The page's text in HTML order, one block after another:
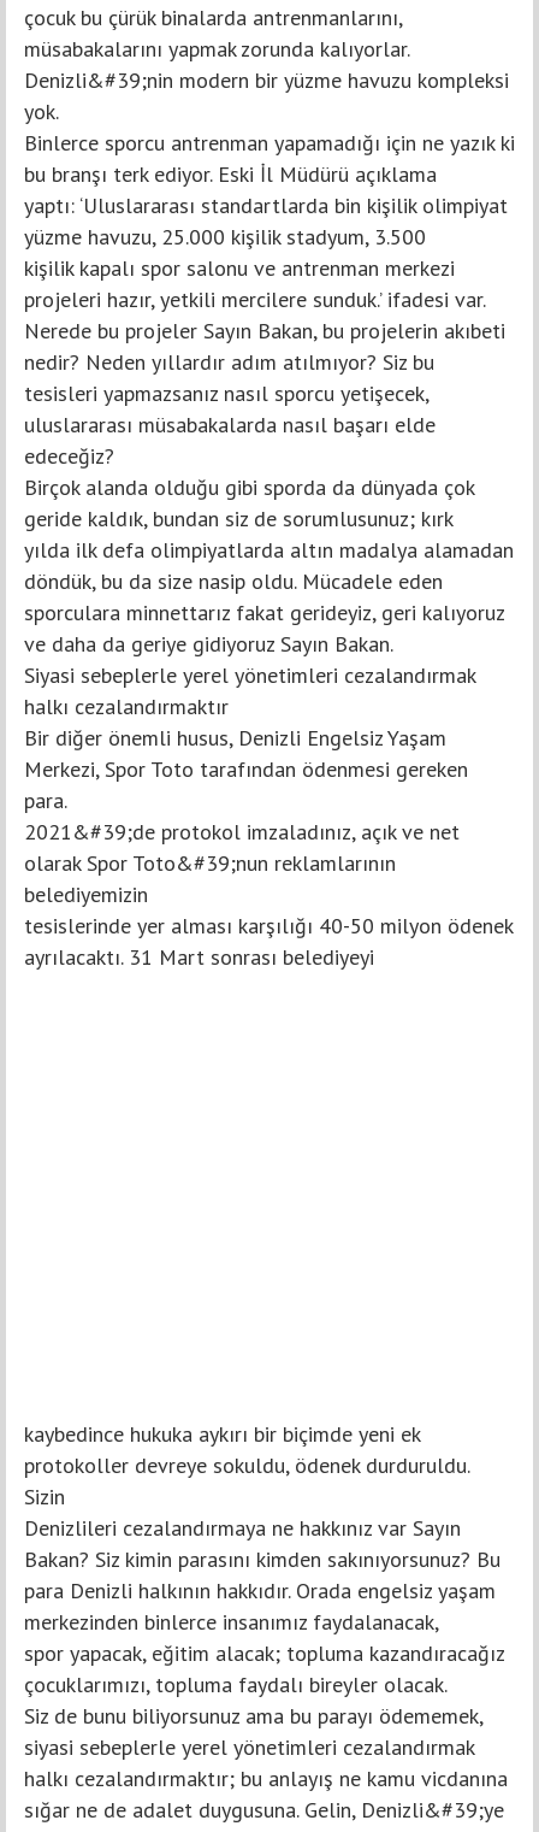
çocuk bu çürük binalarda antrenmanlarını,
müsabakalarını yapmak zorunda kalıyorlar.
Denizli&#39;nin modern bir yüzme havuzu kompleksi
yok.
Binlerce sporcu antrenman yapamadığı için ne yazık ki
bu branşı terk ediyor. Eski İl Müdürü açıklama
yaptı: ‘Uluslararası standartlarda bin kişilik olimpiyat
yüzme havuzu, 25.000 kişilik stadyum, 3.500
kişilik kapalı spor salonu ve antrenman merkezi
projeleri hazır, yetkili mercilere sunduk.’ ifadesi var.
Nerede bu projeler Sayın Bakan, bu projelerin akıbeti
nedir? Neden yıllardır adım atılmıyor? Siz bu
tesisleri yapmazsanız nasıl sporcu yetişecek,
uluslararası müsabakalarda nasıl başarı elde
edeceğiz?
Birçok alanda olduğu gibi sporda da dünyada çok
geride kaldık, bundan siz de sorumlusunuz; kırk
yılda ilk defa olimpiyatlarda altın madalya alamadan
döndük, bu da size nasip oldu. Mücadele eden
sporculara minnettarız fakat gerideyiz, geri kalıyoruz
ve daha da geriye gidiyoruz Sayın Bakan.
Siyasi sebeplerle yerel yönetimleri cezalandırmak
halkı cezalandırmaktır
Bir diğer önemli husus, Denizli Engelsiz Yaşam
Merkezi, Spor Toto tarafından ödenmesi gereken
para.
2021&#39;de protokol imzaladınız, açık ve net
olarak Spor Toto&#39;nun reklamlarının
belediyemizin
tesislerinde yer alması karşılığı 40-50 milyon ödenek
ayrılacaktı. 31 Mart sonrası belediyeyi
kaybedince hukuka aykırı bir biçimde yeni ek
protokoller devreye sokuldu, ödenek durduruldu.
Sizin
Denizlileri cezalandırmaya ne hakkınız var Sayın
Bakan? Siz kimin parasını kimden sakınıyorsunuz? Bu
para Denizli halkının hakkıdır. Orada engelsiz yaşam
merkezinden binlerce insanımız faydalanacak,
spor yapacak, eğitim alacak; topluma kazandıracağız
çocuklarımızı, topluma faydalı bireyler olacak.
Siz de bunu biliyorsunuz ama bu parayı ödememek,
siyasi sebeplerle yerel yönetimleri cezalandırmak
halkı cezalandırmaktır; bu anlayış ne kamu vicdanına
sığar ne de adalet duygusuna. Gelin, Denizli&#39;ye